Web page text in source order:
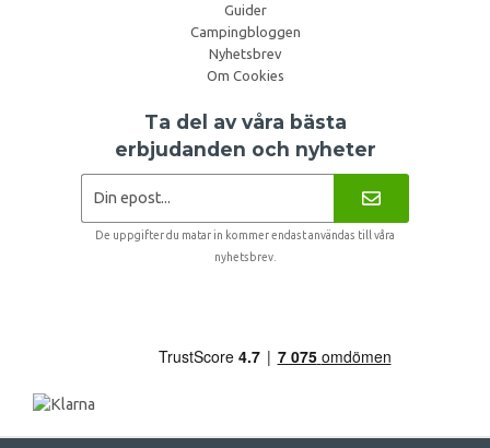
Guider
Campingbloggen
Nyhetsbrev
Om Cookies
Ta del av våra bästa
erbjudanden och nyheter
De uppgifter du matar in kommer endast användas till våra
nyhetsbrev.